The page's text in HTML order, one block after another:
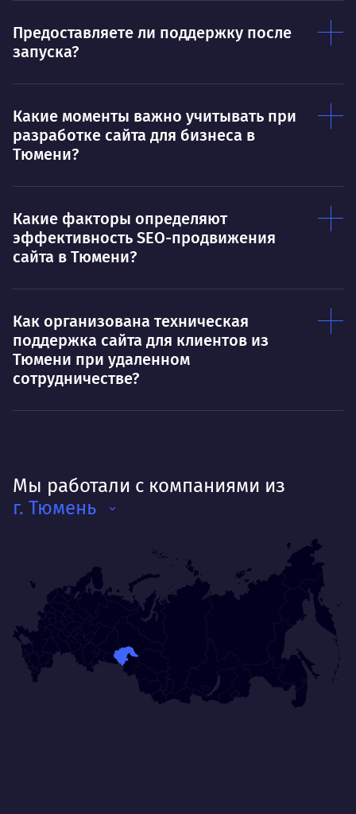
Предоставляете ли поддержку после
запуска?
Какие моменты важно учитывать при
разработке сайта для бизнеса в
Тюмени?
Какие факторы определяют
эффективность SEO-продвижения
сайта в Тюмени?
Как организована техническая
поддержка сайта для клиентов из
Тюмени при удаленном
сотрудничестве?
Мы работали с компаниями из
г. Тюмень